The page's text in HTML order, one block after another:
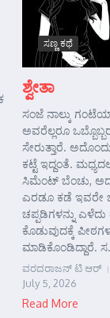
ಸಣ್ಣ ಕಥೆ
ಶ್ವೇತಾ
ಸಂಜೆ ನಾಲ್ಕು
ಅವರೆಲ್ಲರೂ
ಸೇರುತ್ತಾರೆ.
ಕಟ್ಟೆ ಇದ್ದಂತೆ.
ಸಿಮೆಂಟ್ ಬೆಂಚು,
ಎರಡೂ ಕಡೆ ಇವರೇ
ಚಪ್ಪಡಿಗಳನ್ನು ಎಳೆದು
ಕೊಡುವುದಕ್ಕೆ
ಮಾಡಿಕೊಂಡಿದ್ದಾರೆ.
ವರದರಾಜನ್ ಟಿ ಆರ್
July 5, 2026
Read More